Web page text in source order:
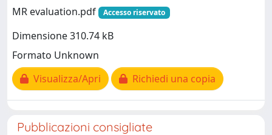
MR evaluation.pdf
Accesso riservato
Dimensione 310.74 kB
Formato Unknown
Visualizza/Apri
Richiedi una copia
Pubblicazioni consigliate